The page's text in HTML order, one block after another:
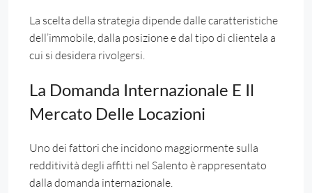
La scelta della strategia dipende dalle caratteristiche
dell’immobile, dalla posizione e dal tipo di clientela a
cui si desidera rivolgersi.
La Domanda Internazionale E Il
Mercato Delle Locazioni
Uno dei fattori che incidono maggiormente sulla
redditività degli affitti nel Salento è rappresentato
dalla domanda internazionale.